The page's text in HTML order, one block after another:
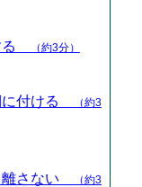
る （約3分）
に付ける
（約3
離さない
（約3